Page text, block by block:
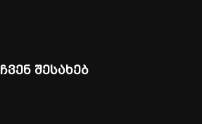
ჩვენ შესახებ